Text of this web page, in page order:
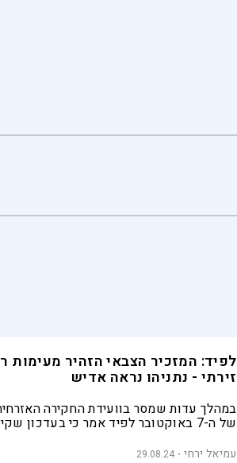
לפיד: המזכיר הצבאי הזהיר מעימות
זירתי - נתניהו נראה אדיש
במהלך עדות שמסר בוועידת החקירה
של ה-7 באוקטובר לפיד אמר כי בעדכון
התחממות במספר זירות אויב. למרות זאת,
עמיאל ירחי 29.08.24